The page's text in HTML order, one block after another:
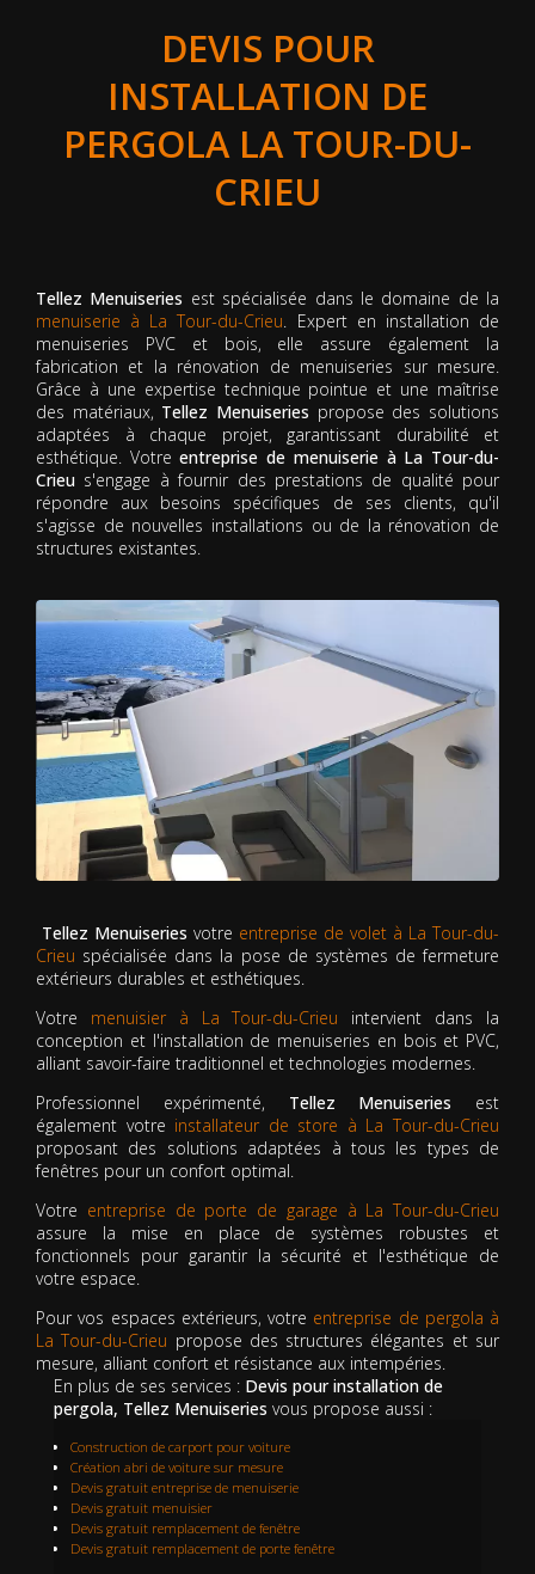
DEVIS POUR
INSTALLATION DE
PERGOLA LA TOUR-DU-
CRIEU
Tellez Menuiseries est spécialisée dans le domaine de la
menuiserie à La Tour-du-Crieu. Expert en installation de
menuiseries PVC et bois, elle assure également la
fabrication et la rénovation de menuiseries sur mesure.
Grâce à une expertise technique pointue et une maîtrise
des matériaux, Tellez Menuiseries propose des solutions
adaptées à chaque projet, garantissant durabilité et
esthétique. Votreentreprise de menuiserie à La Tour-du-
Crieu s'engage à fournir des prestations de qualité pour
répondre aux besoins spécifiques de ses clients, qu'il
s'agisse de nouvelles installations ou de la rénovation de
structures existantes.
Tellez Menuiseries votre entreprise de volet à La Tour-du-
Crieu spécialisée dans la pose de systèmes de fermeture
extérieurs durables et esthétiques.
Votre menuisier à La Tour-du-Crieu intervient dans la
conception et l'installation de menuiseries en bois et PVC,
alliant savoir-faire traditionnel et technologies modernes.
Professionnel expérimenté, Tellez Menuiseries est
également votre installateur de store à La Tour-du-Crieu
proposant des solutions adaptées à tous les types de
fenêtres pour un confort optimal.
Votre entreprise de porte de garage à La Tour-du-Crieu
assure la mise en place de systèmes robustes et
fonctionnels pour garantir la sécurité et l'esthétique de
votre espace.
Pour vos espaces extérieurs, votre entreprise de pergola à
La Tour-du-Crieu propose des structures élégantes et sur
mesure, alliant confort et résistance aux intempéries.
En plus de ses services : Devis pour installation de
pergola, Tellez Menuiseries vous propose aussi :
Construction de carport pour voiture
Création abri de voiture sur mesure
Devis gratuit entreprise de menuiserie
Devis gratuit menuisier
Devis gratuit remplacement de fenêtre
Devis gratuit remplacement de porte fenêtre